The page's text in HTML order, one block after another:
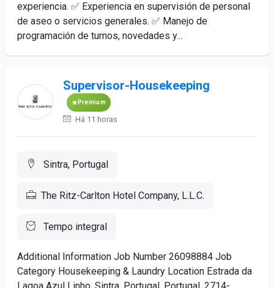
experiencia. ✅ Experiencia en supervisión de personal
de aseo o servicios generales. ✅ Manejo de
programación de turnos, novedades y...
Supervisor-Housekeeping
Premium
Há 11 horas
Sintra, Portugal
The Ritz-Carlton Hotel Company, L.L.C.
Tempo integral
Additional Information Job Number 26098884 Job
Category Housekeeping & Laundry Location Estrada da